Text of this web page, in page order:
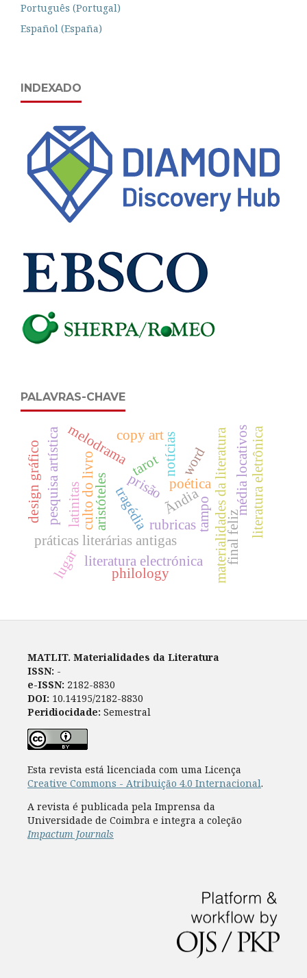
Português (Portugal)
Español (España)
INDEXADO
PALAVRAS-CHAVE
materialidades da literatura
Ãndia
práticas literárias antigas
culto do livroaristóteles poética
final feliz
tragédia
melodrama
literatura electrónica
prisão
tarot
tampo
notícias
philology
word
rubricas
latinitas
copy art média locativos
lugar
literatura eletrônica
pesquisa artística
design gráfico
MATLIT. Materialidades da Literatura
ISSN: -
e-ISSN: 2182-8830
DOI: 10.14195/2182-8830
Peridiocidade: Semestral
Esta revista está licenciada com uma Licença
Creative Commons - Atribuição 4.0 Internacional.
A revista é publicada pela Imprensa da
Universidade de Coimbra e integra a coleção
Impactum Journals